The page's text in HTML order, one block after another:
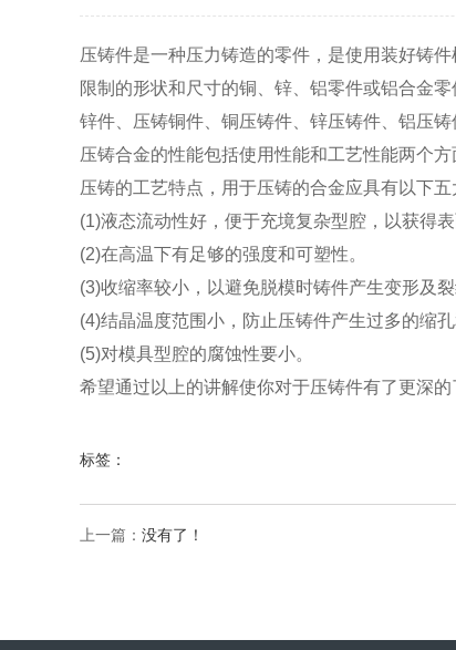
压铸件是一种压力铸造的零件，是使用装好铸
限制的形状和尺寸的铜、锌、铝零件或铝合金
锌件、压铸铜件、铜压铸件、锌压铸件、铝压
压铸合金的性能包括使用性能和工艺性能两个
压铸的工艺特点，用于压铸的合金应具有以下五
(1)液态流动性好，便于充境复杂型腔，以获得
(2)在高温下有足够的强度和可塑性。
(3)收缩率较小，以避免脱模时铸件产生变形及
(4)结晶温度范围小，防止压铸件产生过多的缩孔
(5)对模具型腔的腐蚀性要小。
希望通过以上的讲解使你对于压铸件有了更深的
标签：
上一篇： 没有了！